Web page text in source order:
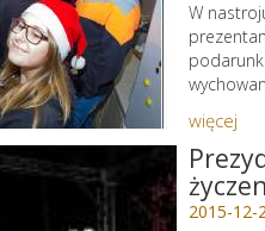
W
więcej
2015-12-